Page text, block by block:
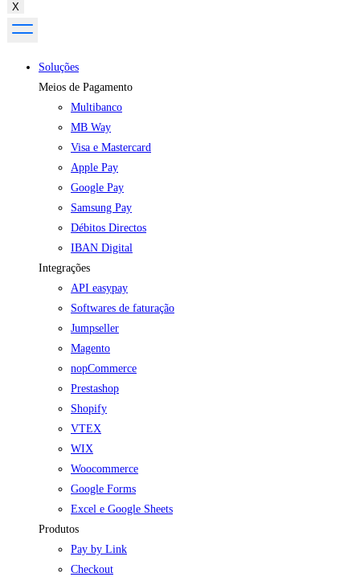
X
Soluções
Meios de Pagamento
Multibanco
MB Way
Visa e Mastercard
Apple Pay
Google Pay
Samsung Pay
Débitos Directos
IBAN Digital
Integrações
API easypay
Softwares de faturação
Jumpseller
Magento
nopCommerce
Prestashop
Shopify
VTEX
WIX
Woocommerce
Google Forms
Excel e Google Sheets
Produtos
Pay by Link
Checkout